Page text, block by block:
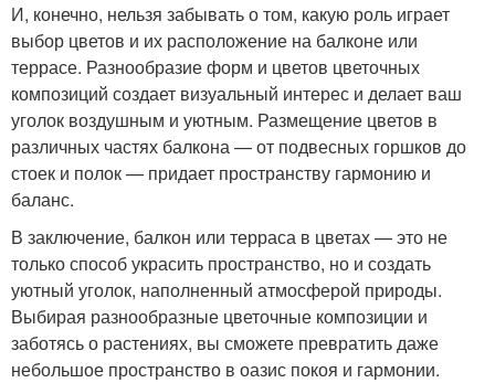
И, конечно, нельзя забывать о том, какую роль играет
выбор цветов и их расположение на балконе или
террасе. Разнообразие форм и цветов цветочных
композиций создает визуальный интерес и делает ваш
уголок воздушным и уютным. Размещение цветов в
различных частях балкона — от подвесных горшков до
стоек и полок — придает пространству гармонию и
баланс.
В заключение, балкон или терраса в цветах — это не
только способ украсить пространство, но и создать
уютный уголок, наполненный атмосферой природы.
Выбирая разнообразные цветочные композиции и
заботясь о растениях, вы сможете превратить даже
небольшое пространство в оазис покоя и гармонии.